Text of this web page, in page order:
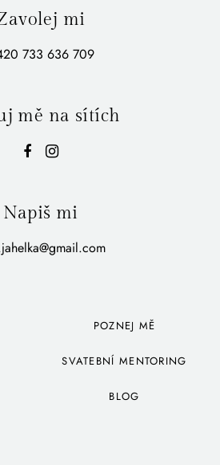
mi
733 636 709
mě na sítích
Napiš mi
POZNEJ MĚ
SVATEBNÍ MENTORING
BLOG